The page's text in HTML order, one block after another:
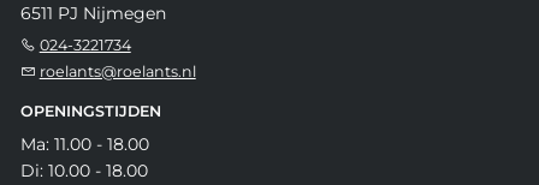
6511 PJ Nijmegen
024-3221734
roelants@roelants.nl
OPENINGSTIJDEN
Ma: 11.00 - 18.00
Di: 10.00 - 18.00